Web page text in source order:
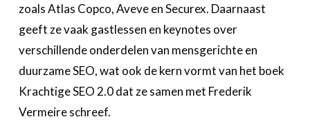
zoals Atlas Copco, Aveve en Securex. Daarnaast
geeft ze vaak gastlessen en keynotes over
verschillende onderdelen van mensgerichte en
duurzame SEO, wat ook de kern vormt van het boek
Krachtige SEO 2.0 dat ze samen met Frederik
Vermeire schreef.